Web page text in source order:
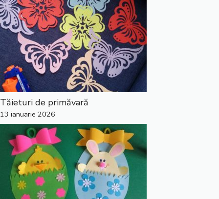
Tăieturi de primăvară
13 ianuarie 2026